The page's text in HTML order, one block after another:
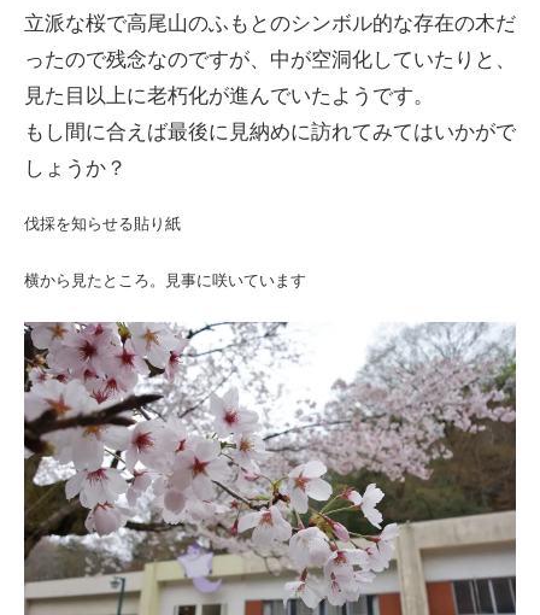
立派な桜で高尾山のふもとのシンボル的な存在の木だ
ったので残念なのですが、中が空洞化していたりと、
見た目以上に老朽化が進んでいたようです。
もし間に合えば最後に見納めに訪れてみてはいかがで
しょうか？
伐採を知らせる貼り紙
横から見たところ。見事に咲いています